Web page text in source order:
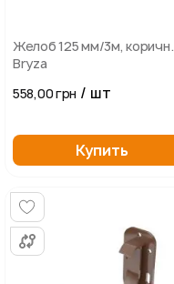
Желоб 125 мм/3м, коричн.
Bryza
558,00 грн / шт
Купить